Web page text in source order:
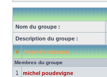
Nom du groupe :
Description du groupe :
# Nom d’utilisateur
Membres du groupe
1 michel poudevigne